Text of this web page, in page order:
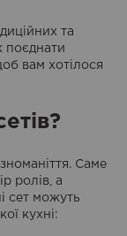
та
поєднати
вам хотілося
Саме
ролів, а
сет можуть
кухні: